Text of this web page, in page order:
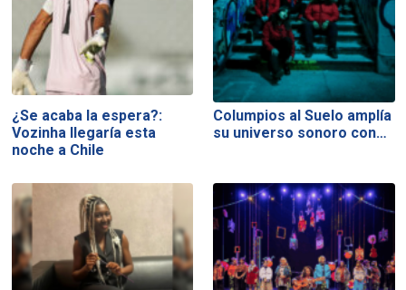
¿Se acaba la espera?:
Vozinha llegaría esta
noche a Chile
Columpios al Suelo amplía
su universo sonoro con…